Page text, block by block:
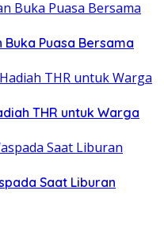
Puasa Bersama
THR untuk Warga
Saat Liburan